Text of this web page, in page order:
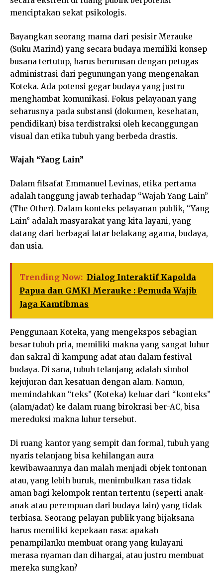
menciptakan sekat psikologis.
Bayangkan seorang mama dari pesisir Merauke
(Suku Marind) yang secara budaya memiliki konsep
busana tertutup, harus berurusan dengan petugas
administrasi dari pegunungan yang mengenakan
Koteka. Ada potensi gegar budaya yang justru
menghambat komunikasi. Fokus pelayanan yang
seharusnya pada substansi (dokumen, kesehatan,
pendidikan) bisa terdistraksi oleh kecanggungan
visual dan etika tubuh yang berbeda drastis.
Wajah “Yang Lain”
Dalam filsafat Emmanuel Levinas, etika pertama
adalah tanggung jawab terhadap “Wajah Yang Lain”
(The Other). Dalam konteks pelayanan publik, “Yang
Lain” adalah masyarakat yang kita layani, yang
datang dari berbagai latar belakang agama, budaya,
dan usia.
Trending Now: Dialog Interaktif Kapolda
Papua dan GMKI Merauke : Pemuda Wajib
Jaga Kamtibmas
Penggunaan Koteka, yang mengekspos sebagian
besar tubuh pria, memiliki makna yang sangat luhur
dan sakral di kampung adat atau dalam festival
budaya. Di sana, tubuh telanjang adalah simbol
kejujuran dan kesatuan dengan alam. Namun,
memindahkan “teks” (Koteka) keluar dari “konteks”
(alam/adat) ke dalam ruang birokrasi ber-AC, bisa
mereduksi makna luhur tersebut.
Di ruang kantor yang sempit dan formal, tubuh yang
nyaris telanjang bisa kehilangan aura
kewibawaannya dan malah menjadi objek tontonan
atau, yang lebih buruk, menimbulkan rasa tidak
aman bagi kelompok rentan tertentu (seperti anak-
anak atau perempuan dari budaya lain) yang tidak
terbiasa. Seorang pelayan publik yang bijaksana
harus memiliki kepekaan rasa: apakah
penampilanku membuat orang yang kulayani
merasa nyaman dan dihargai, atau justru membuat
mereka sungkan?